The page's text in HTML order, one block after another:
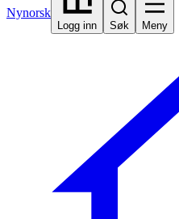
Nynorsk
Logg inn Søk Meny